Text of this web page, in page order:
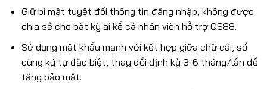
Giữ bí mật tuyệt đối thông tin đăng nhập, không được
chia sẻ cho bất kỳ ai kể cả nhân viên hỗ trợ QS88.
Sử dụng mật khẩu mạnh với kết hợp giữa chữ cái, số
cùng ký tự đặc biệt, thay đổi định kỳ 3-6 tháng/lần để
tăng bảo mật.